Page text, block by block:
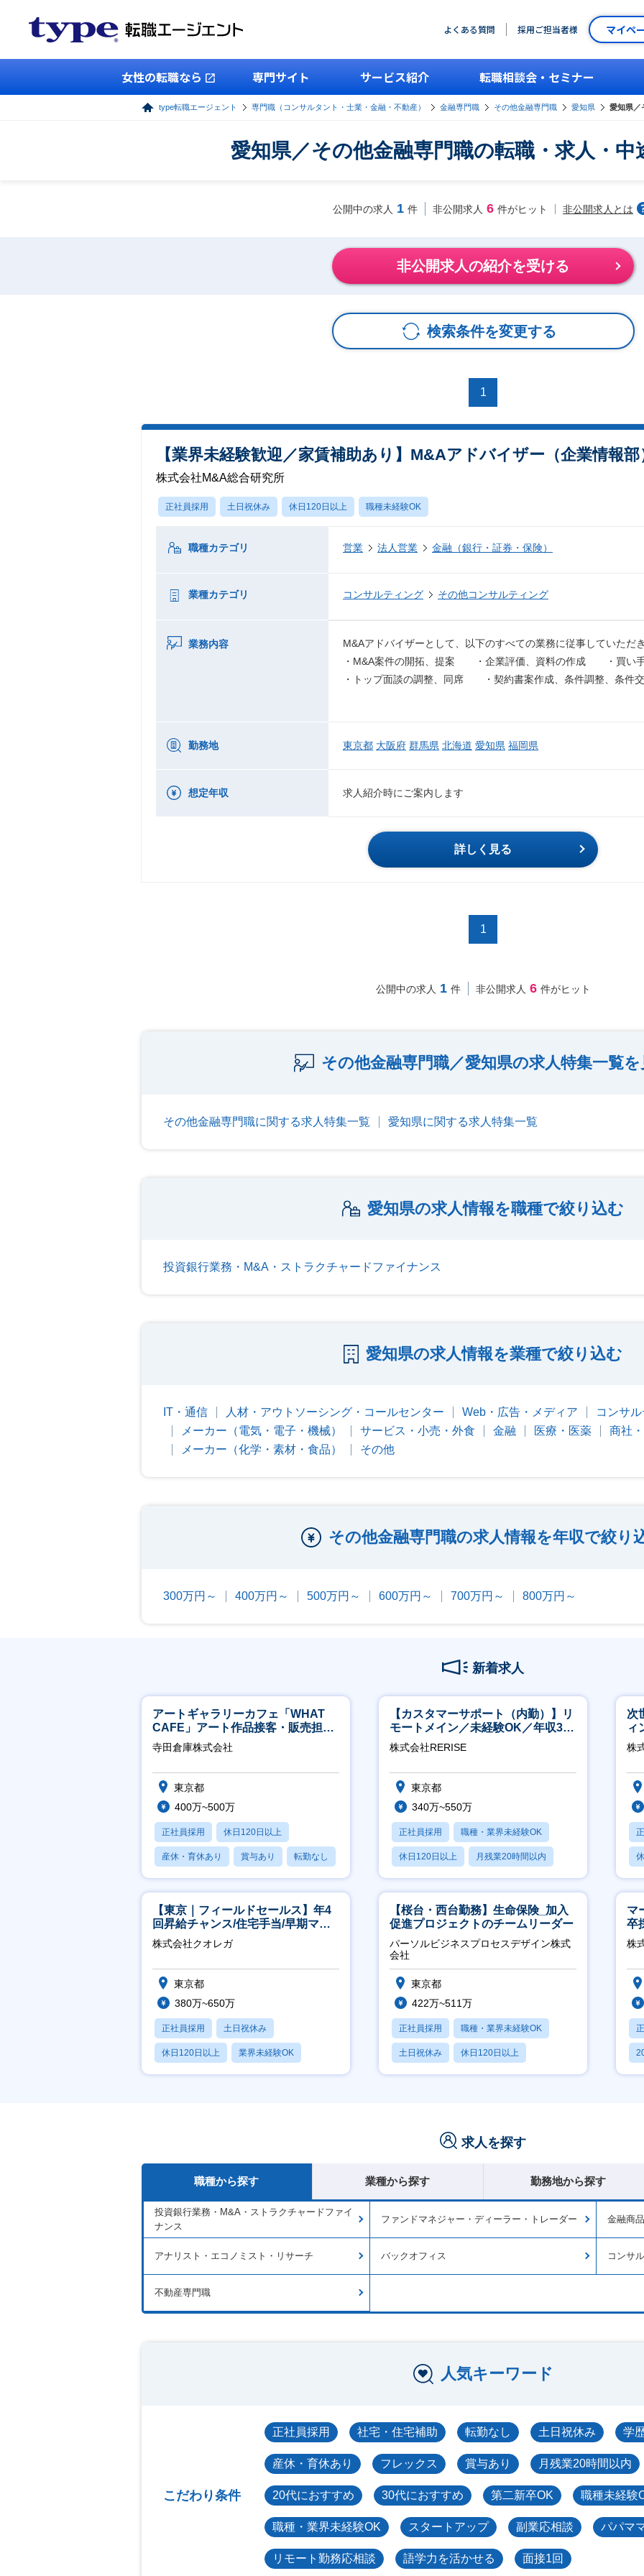
よくある質問 採用ご担当者様 マイペ
女性の転職なら 専門サイト サービス紹介 転職相談会・セミナー
type転職エージェント 専門職（コンサルタント・士業・金融・不動産） 金融専門職 その他金融専門職 愛知県 愛知県／
愛知県／その他金融専門職の転職・求人・中
公開中の求人 1 件 非公開求人 6 件がヒット 非公開求人とは
非公開求人の紹介を受ける
検索条件を変更する
1
【業界未経験歓迎／家賃補助あり】M&Aアドバイザー（企業情報部
株式会社M&A総合研究所
正社員採用 土日祝休み 休日120日以上 職種未経験OK
職種カテゴリ 営業 法人営業 金融（銀行・証券・保険）
業種カテゴリ コンサルティング その他コンサルティング
業務内容
M&Aアドバイザーとして、以下のすべての業務に従事していただ
・M&A案件の開拓、提案 ・企業評価、資料の作成 ・買い手
・トップ面談の調整、同席 ・契約書案作成、条件調整、条
勤務地 東京都 大阪府 群馬県 北海道 愛知県 福岡県
想定年収 求人紹介時にご案内します
詳しく見る
1
公開中の求人 1 件 非公開求人 6 件がヒット
その他金融専門職／愛知県の求人特集一覧
その他金融専門職に関する求人特集一覧 愛知県に関する求人特集一覧
愛知県の求人情報を職種で絞り込む
投資銀行業務・M&A・ストラクチャードファイナンス
愛知県の求人情報を業種で絞り込む
IT・通信 人材・アウトソーシング・コールセンター Web・広告・メディア
コンサ
メーカー（電気・電子・機械）
サービス・小売・外食 金融 医療・医薬
商社
メーカー（化学・素材・食品）
その他
その他金融専門職の求人情報を年収で絞り
300万円～ 400万円～ 500万円～ 600万円～ 700万円～ 800万円～
新着求人
アートギャラリーカフェ「WHAT
CAFE」アート作品接客・販売担当
※アート領域未経験可
寺田倉庫株式会社
東京都
400万~500万
正社員採用 休日120日以上
産休・育休あり 賞与あり 転勤なし
【カスタマーサポート（内勤）】リ
モートメイン／未経験OK／年収340
万～／年間休日125日
株式会社RERISE
東京都
340万~550万
正社員採用 職種・業界未経験OK
休日120日以上 月残業20時間以内
賞与あり
次
ィ
株
【東京｜フィールドセールス】年4
回昇給チャンス/住宅手当/早期マネ
ジメント機会あり！
株式会社クオレガ
東京都
380万~650万
正社員採用 土日祝休み
休日120日以上 業界未経験OK
産休・育休あり
【桜台・西台勤務】生命保険_加入
促進プロジェクトのチームリーダー
パーソルビジネスプロセスデザイン株式
会社
東京都
422万~511万
正社員採用 職種・業界未経験OK
土日祝休み 休日120日以上
産休・育休あり
マ
卒
ー
実
株
求人を探す
職種から探す 業種から探す 勤務地から探す
投資銀行業務・M&A・ストラクチャードファイ
ナンス
ファンドマネジャー・ディーラー・トレーダー 金融商
アナリスト・エコノミスト・リサーチ バックオフィス コンサ
不動産専門職
人気キーワード
こだわり条件
正社員採用 社宅・住宅補助 転勤なし 土日祝休み 学
産休・育休あり フレックス 賞与あり 月残業20時間以内
20代におすすめ 30代におすすめ 第二新卒OK 職種未経験
職種・業界未経験OK スタートアップ 副業応相談 パパマ
リモート勤務応相談 語学力を活かせる 面接1回